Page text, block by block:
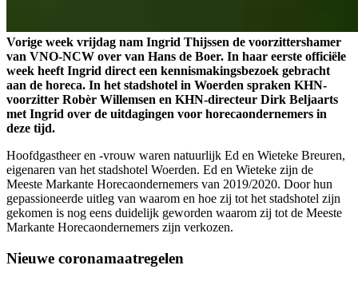
Vorige week vrijdag nam Ingrid Thijssen de voorzittershamer
van VNO-NCW over van Hans de Boer. In haar eerste officiële
week heeft Ingrid direct een kennismakingsbezoek gebracht
aan de horeca. In het stadshotel in Woerden spraken KHN-
voorzitter Robèr Willemsen en KHN-directeur Dirk Beljaarts
met Ingrid over de uitdagingen voor horecaondernemers in
deze tijd.
Hoofdgastheer en -vrouw waren natuurlijk Ed en Wieteke Breuren,
eigenaren van het stadshotel Woerden. Ed en Wieteke zijn de
Meeste Markante Horecaondernemers van 2019/2020. Door hun
gepassioneerde uitleg van waarom en hoe zij tot het stadshotel zijn
gekomen is nog eens duidelijk geworden waarom zij tot de Meeste
Markante Horecaondernemers zijn verkozen.
Nieuwe coronamaatregelen